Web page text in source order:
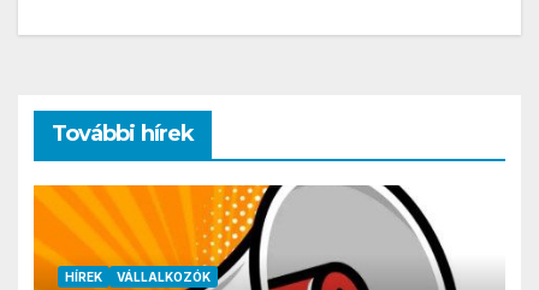
További hírek
HÍREK VÁLLALKOZÓK